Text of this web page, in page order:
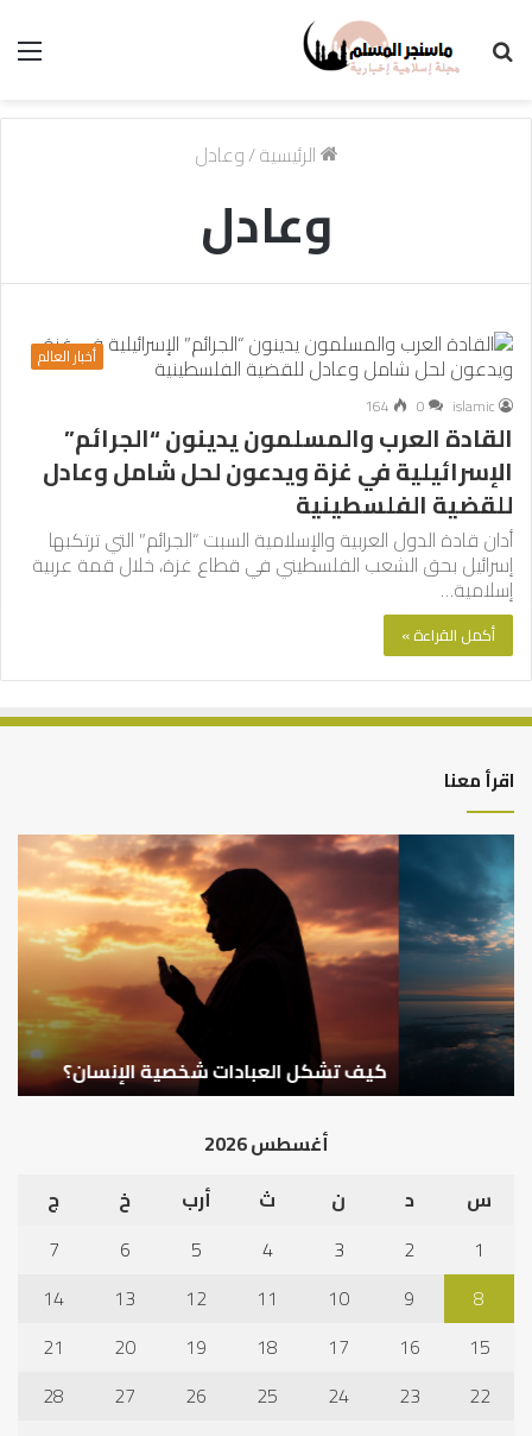
الرئيسية/وعادل
وعادل
أخبار العالم
islamic
0
164
القادة العرب والمسلمون يدينون “الجرائم”
الإسرائيلية في غزة ويدعون لحل شامل وعادل
للقضية الفلسطينية
أدان قادة الدول العربية والإسلامية السبت “الجرائم” التي ترتكبها
إسرائيل بحق الشعب الفلسطيني في قطاع غزة، خلال قمة عربية
إسلامية…
أكمل القراءة »
اقرأ معنا
كيف
تشكل
العبادات
شخصية
الإنسان؟
كيف تشكل العبادات شخصية الإنسان؟
أغسطس 2026
س
د ن ث أرب خ
ج
1
2
3
4
5
6
7
8
9
10
11
12
13
14
15
16
17
18
19
20
21
22
23
24
25
26
27
28